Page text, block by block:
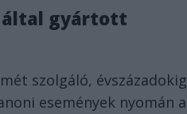
által gyártott
szolgáló, évszázadokig
események nyomán a